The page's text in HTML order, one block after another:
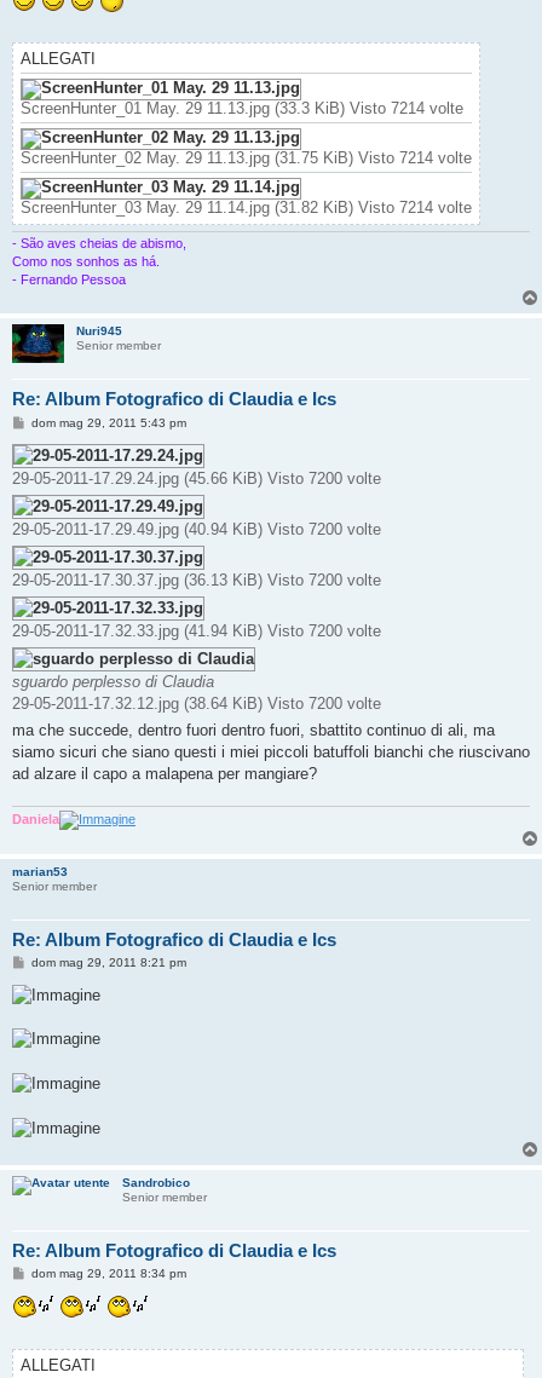
s
g
o
ALLEGATI
ScreenHunter_01 May. 29 11.13.jpg (33.3 KiB) Visto 7214 volte
ScreenHunter_02 May. 29 11.13.jpg (31.75 KiB) Visto 7214 volte
ScreenHunter_03 May. 29 11.14.jpg (31.82 KiB) Visto 7214 volte
- São aves cheias de abismo,
Como nos sonhos as há.
- Fernando Pessoa
Nuri945
Senior member
Re: Album Fotografico di Claudia e Ics
M
s
s
a
g
g
i
o
dom mag 29, 2011 5:43 pm
29-05-2011-17.29.24.jpg (45.66 KiB) Visto 7200 volte
29-05-2011-17.29.49.jpg (40.94 KiB) Visto 7200 volte
29-05-2011-17.30.37.jpg (36.13 KiB) Visto 7200 volte
29-05-2011-17.32.33.jpg (41.94 KiB) Visto 7200 volte
sguardo perplesso di Claudia
29-05-2011-17.32.12.jpg (38.64 KiB) Visto 7200 volte
ma che succede, dentro fuori dentro fuori, sbattito continuo di ali, ma
siamo sicuri che siano questi i miei piccoli batuffoli bianchi che riuscivano
ad alzare il capo a malapena per mangiare?
Daniela
marian53
Senior member
Re: Album Fotografico di Claudia e Ics
M
s
s
g
g
o
dom mag 29, 2011 8:21 pm
Sandrobico
Senior member
Re: Album Fotografico di Claudia e Ics
M
s
s
g
dom mag 29, 2011 8:34 pm
ALLEGATI